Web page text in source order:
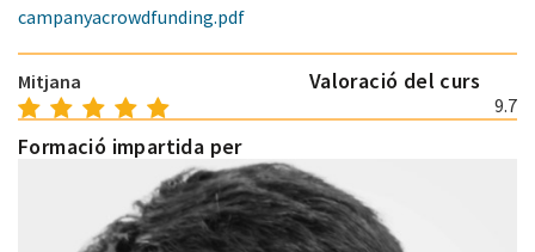
campanyacrowdfunding.pdf
Valoració del curs
Mitjana
9.7
Formació impartida per